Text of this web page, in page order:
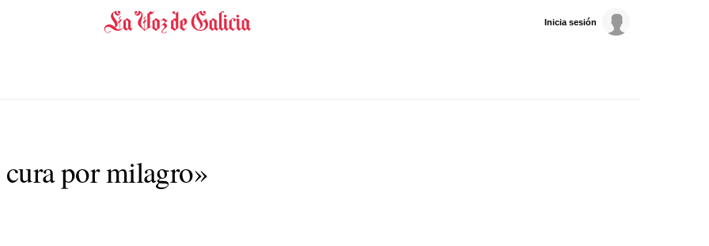
Inicia sesión
por milagro»